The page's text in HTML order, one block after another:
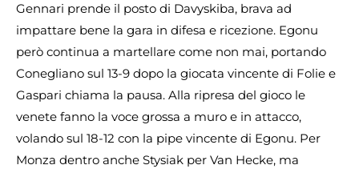
Gennari prende il posto di Davyskiba, brava ad
impattare bene la gara in difesa e ricezione. Egonu
però continua a martellare come non mai, portando
Conegliano sul 13-9 dopo la giocata vincente di Folie e
Gaspari chiama la pausa. Alla ripresa del gioco le
venete fanno la voce grossa a muro e in attacco,
volando sul 18-12 con la pipe vincente di Egonu. Per
Monza dentro anche Stysiak per Van Hecke, ma